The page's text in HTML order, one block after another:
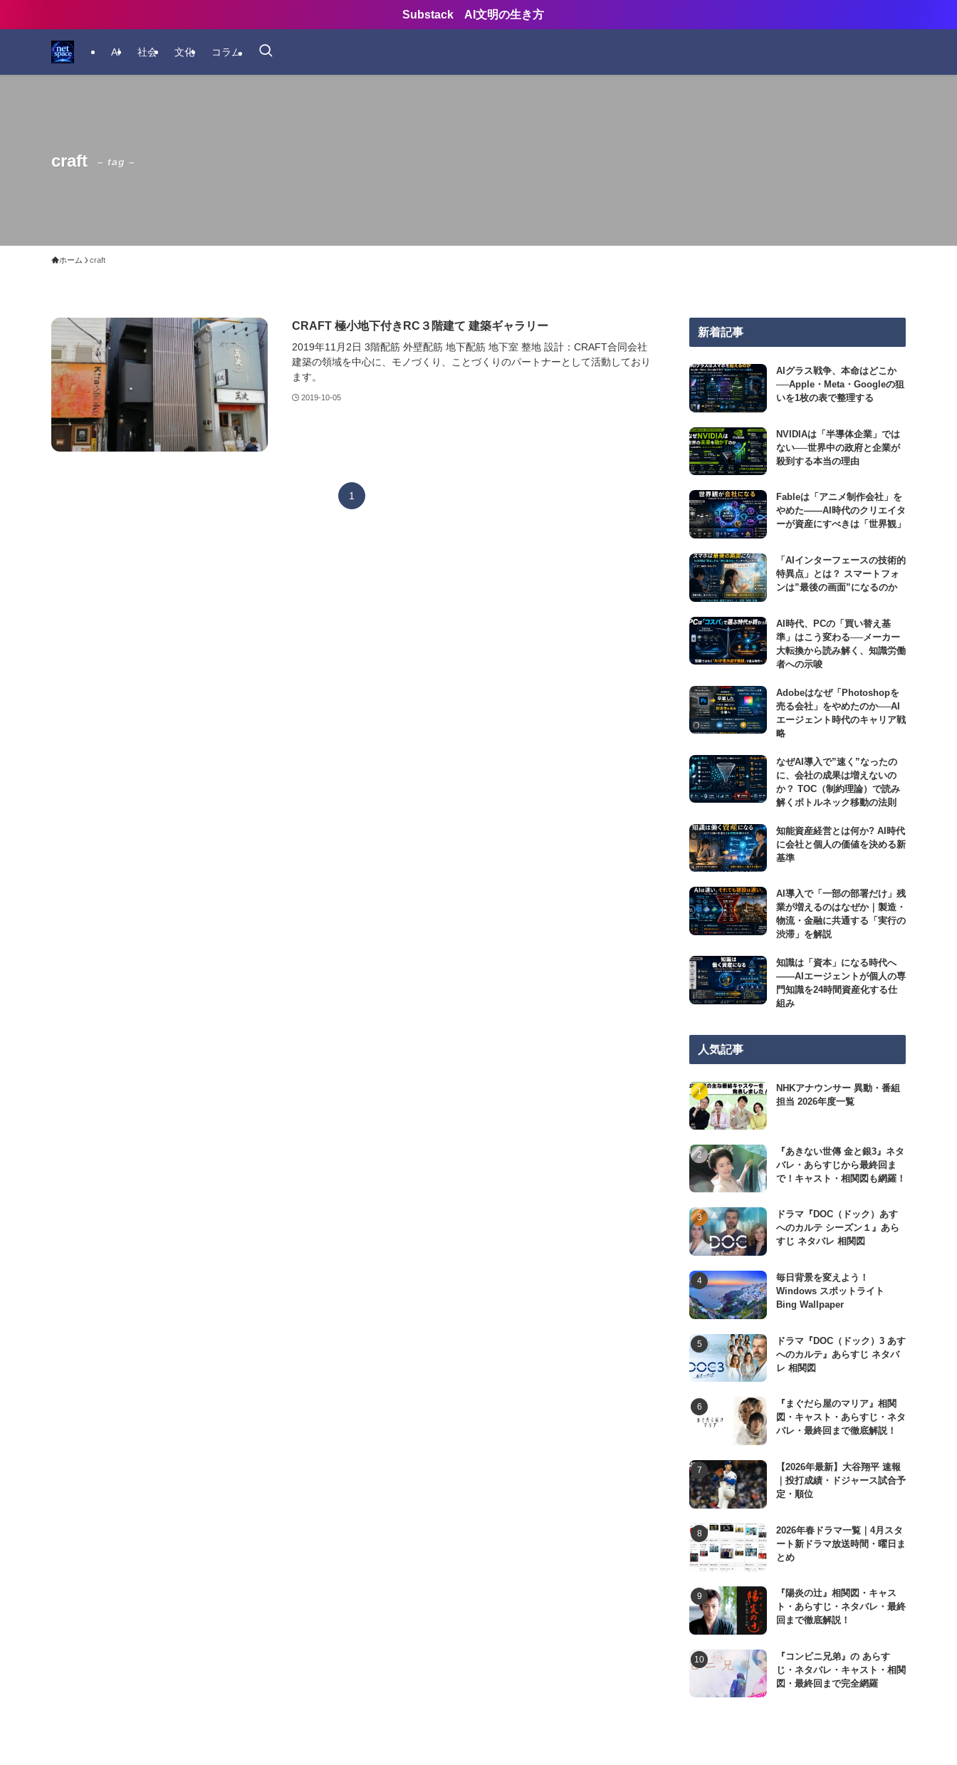
Substack AI文明の生き方
AI 社会 文化 コラム
craft – tag –
ホーム craft
CRAFT 極小地下付きRC３階建て 建築ギャラリー
2019年11月2日 3階配筋 外壁配筋 地下配筋 地下室 整地 設計：CRAFT合同会社
建築の領域を中心に、モノづくり、ことづくりのパートナーとして活動しており
ます。
2019-10-05
1
新着記事
AIグラス戦争、本命はどこか
──Apple・Meta・Googleの狙
いを1枚の表で整理する
NVIDIAは「半導体企業」では
ない──世界中の政府と企業が
殺到する本当の理由
Fableは「アニメ制作会社」を
やめた――AI時代のクリエイタ
ーが資産にすべきは「世界観」
「AIインターフェースの技術的
特異点」とは？ スマートフォ
ンは”最後の画面”になるのか
AI時代、PCの「買い替え基
準」はこう変わる──メーカー
大転換から読み解く、知識労働
者への示唆
Adobeはなぜ「Photoshopを
売る会社」をやめたのか──AI
エージェント時代のキャリア戦
略
なぜAI導入で”速く”なったの
に、会社の成果は増えないの
か？ TOC（制約理論）で読み
解くボトルネック移動の法則
知能資産経営とは何か? AI時代
に会社と個人の価値を決める新
基準
AI導入で「一部の部署だけ」残
業が増えるのはなぜか｜製造・
物流・金融に共通する「実行の
渋滞」を解説
知識は「資本」になる時代へ
——AIエージェントが個人の専
門知識を24時間資産化する仕
組み
人気記事
NHKアナウンサー 異動・番組
担当 2026年度一覧
『あきない世傳 金と銀3』ネタ
バレ・あらすじから最終回ま
で！キャスト・相関図も網羅！
ドラマ『DOC（ドック）あす
へのカルテ シーズン１』あら
すじ ネタバレ 相関図
毎日背景を変えよう！
Windows スポットライト
Bing Wallpaper
ドラマ『DOC（ドック）3 あす
へのカルテ』あらすじ ネタバ
レ 相関図
『まぐだら屋のマリア』相関
図・キャスト・あらすじ・ネタ
バレ・最終回まで徹底解説！
【2026年最新】大谷翔平 速報
｜投打成績・ドジャース試合予
定・順位
2026年春ドラマ一覧｜4月スタ
ート新ドラマ放送時間・曜日ま
とめ
『陽炎の辻』相関図・キャス
ト・あらすじ・ネタバレ・最終
回まで徹底解説！
『コンビニ兄弟』の あらす
じ・ネタバレ・キャスト・相関
図・最終回まで完全網羅